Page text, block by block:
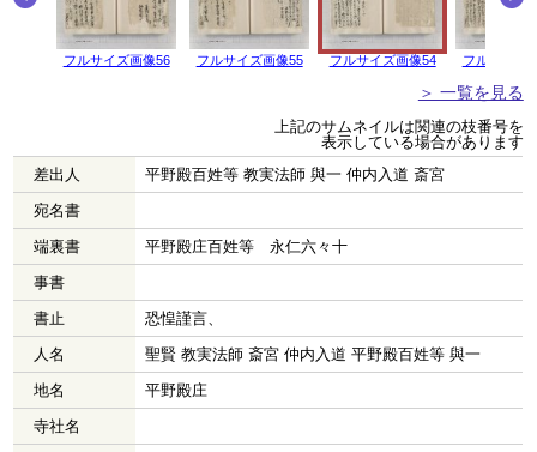
フルサイズ画像56 フルサイズ画像55 フルサイズ画像54 フルサイズ
＞ 一覧を見る
上記のサムネイルは関連の枝番号を
表示している場合があります
差出人
平野殿百姓等 教実法師 與一 仲内入道 斎宮
宛名書
端裏書
平野殿庄百姓等 永仁六々十
事書
書止
恐惶謹言、
人名
聖賢 教実法師 斎宮 仲内入道 平野殿百姓等 與一
地名
平野殿庄
寺社名